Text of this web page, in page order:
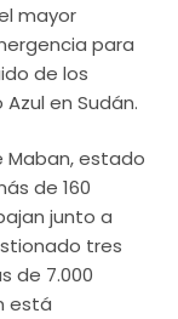
mayor
para
de los
en Sudán.
Maban, estado
de 160
junto a
tres
de 7.000
está